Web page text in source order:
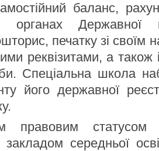
баланс,
органах Державної
печатку зі
реквізитами, а також
Спеціальна школа
його державної
правовим статусом
закладом середньої